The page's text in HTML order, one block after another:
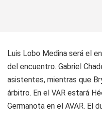
Luis Lobo Medina será el
del encuentro. Gabriel
asistentes, mientras que
árbitro. En el VAR estará
Germanota en el AVAR. El